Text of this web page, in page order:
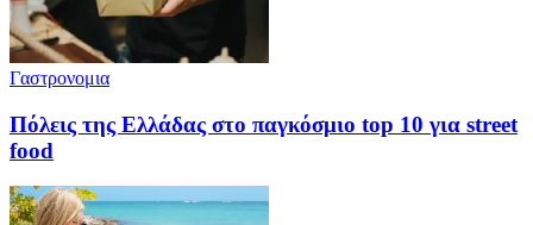
Γαστρονομια
Πόλεις της Ελλάδας στο παγκόσμιο top 10 για street
food